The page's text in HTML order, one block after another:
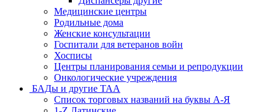
Медицинские центры
Родильные дома
Женские консультации
Госпитали для ветеранов войн
Хосписы
Центры планирования семьи и репродукции
Онкологические учреждения
БАДы и другие ТАА
Список торговых названий на буквы А-Я